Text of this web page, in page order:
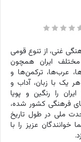
غنی، از تنوع قومی
ایران همچون
عرب‌ها، ترکمن‌ها و
یک با زبان، آداب و
را رنگین و پویا
فرهنگی کشور شده،
ملی در طول تاریخ
عزیز را با